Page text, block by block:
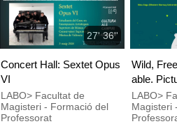
27' 36''
Concert Hall: Sextet Opus
VI
LABO> Facultat de
Magisteri - Formació del
Professorat
Wild,
able.
LABO>
Magisteri